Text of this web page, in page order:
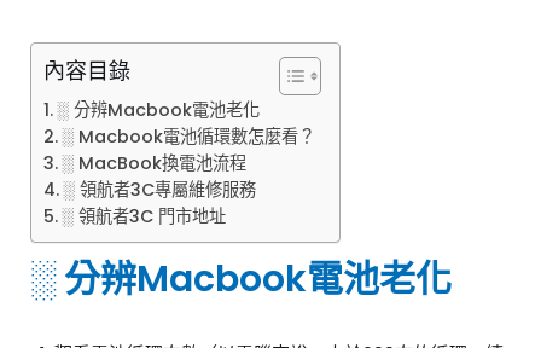
內容目錄
░ 分辨Macbook電池老化
░ Macbook電池循環數怎麼看？
░ MacBook換電池流程
░ 領航者3C專屬維修服務
░ 領航者3C 門市地址
░ 分辨Macbook電池老化